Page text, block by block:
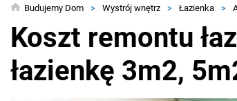
Budujemy Dom > Wystrój wnętrz > Łazienka >
Koszt remontu
łazienkę 3m2,